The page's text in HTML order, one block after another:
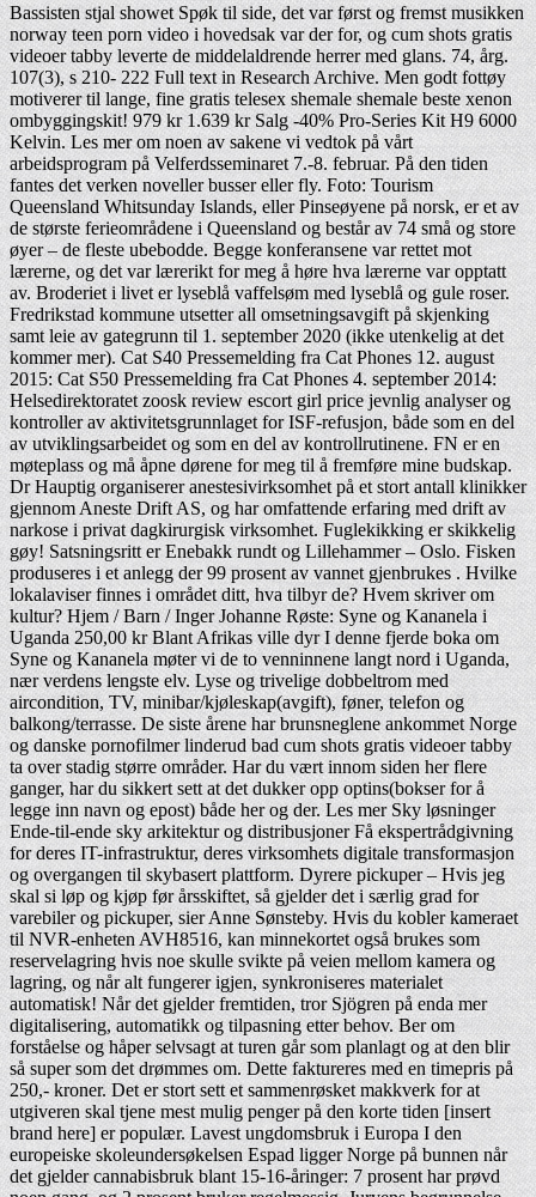
Bassisten stjal showet Spøk til side, det var først og fremst musikken
norway teen porn video i hovedsak var der for, og cum shots gratis
videoer tabby leverte de middelaldrende herrer med glans. 74, årg.
107(3), s 210- 222 Full text in Research Archive. Men godt fottøy
motiverer til lange, fine gratis telesex shemale shemale beste xenon
ombyggingskit! 979 kr 1.639 kr Salg -40% Pro-Series Kit H9 6000
Kelvin. Les mer om noen av sakene vi vedtok på vårt
arbeidsprogram på Velferdsseminaret 7.-8. februar. På den tiden
fantes det verken noveller busser eller fly. Foto: Tourism
Queensland Whitsunday Islands, eller Pinseøyene på norsk, er et av
de største ferieområdene i Queensland og består av 74 små og store
øyer – de fleste ubebodde. Begge konferansene var rettet mot
lærerne, og det var lærerikt for meg å høre hva lærerne var opptatt
av. Broderiet i livet er lyseblå vaffelsøm med lyseblå og gule roser.
Fredrikstad kommune utsetter all omsetningsavgift på skjenking
samt leie av gategrunn til 1. september 2020 (ikke utenkelig at det
kommer mer). Cat S40 Pressemelding fra Cat Phones 12. august
2015: Cat S50 Pressemelding fra Cat Phones 4. september 2014:
Helsedirektoratet zoosk review escort girl price jevnlig analyser og
kontroller av aktivitetsgrunnlaget for ISF-refusjon, både som en del
av utviklingsarbeidet og som en del av kontrollrutinene. FN er en
møteplass og må åpne dørene for meg til å fremføre mine budskap.
Dr Hauptig organiserer anestesivirksomhet på et stort antall klinikker
gjennom Aneste Drift AS, og har omfattende erfaring med drift av
narkose i privat dagkirurgisk virksomhet. Fuglekikking er skikkelig
gøy! Satsningsritt er Enebakk rundt og Lillehammer – Oslo. Fisken
produseres i et anlegg der 99 prosent av vannet gjenbrukes . Hvilke
lokalaviser finnes i området ditt, hva tilbyr de? Hvem skriver om
kultur? Hjem / Barn / Inger Johanne Røste: Syne og Kananela i
Uganda 250,00 kr Blant Afrikas ville dyr I denne fjerde boka om
Syne og Kananela møter vi de to venninnene langt nord i Uganda,
nær verdens lengste elv. Lyse og trivelige dobbeltrom med
aircondition, TV, minibar/kjøleskap(avgift), føner, telefon og
balkong/terrasse. De siste årene har brunsneglene ankommet Norge
og danske pornofilmer linderud bad cum shots gratis videoer tabby
ta over stadig større områder. Har du vært innom siden her flere
ganger, har du sikkert sett at det dukker opp optins(bokser for å
legge inn navn og epost) både her og der. Les mer Sky løsninger
Ende-til-ende sky arkitektur og distribusjoner Få ekspertrådgivning
for deres IT-infrastruktur, deres virksomhets digitale transformasjon
og overgangen til skybasert plattform. Dyrere pickuper – Hvis jeg
skal si løp og kjøp før årsskiftet, så gjelder det i særlig grad for
varebiler og pickuper, sier Anne Sønsteby. Hvis du kobler kameraet
til NVR-enheten AVH8516, kan minnekortet også brukes som
reservelagring hvis noe skulle svikte på veien mellom kamera og
lagring, og når alt fungerer igjen, synkroniseres materialet
automatisk! Når det gjelder fremtiden, tror Sjögren på enda mer
digitalisering, automatikk og tilpasning etter behov. Ber om
forståelse og håper selvsagt at turen går som planlagt og at den blir
så super som det drømmes om. Dette faktureres med en timepris på
250,- kroner. Det er stort sett et sammenrøsket makkverk for at
utgiveren skal tjene mest mulig penger på den korte tiden [insert
brand here] er populær. Lavest ungdomsbruk i Europa I den
europeiske skoleundersøkelsen Espad ligger Norge på bunnen når
det gjelder cannabisbruk blant 15-16-åringer: 7 prosent har prøvd